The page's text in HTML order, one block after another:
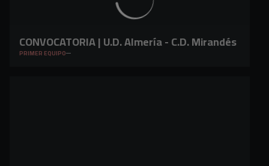
CONVOCATORIA | U.D. Almería - C.D. Mirandés
PRIMER EQUIPO